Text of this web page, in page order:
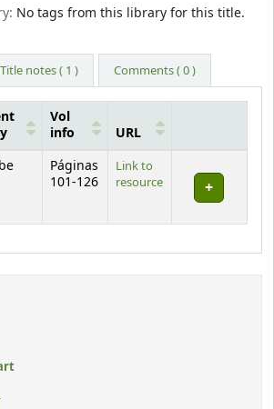
No tags from this library for this title.
Title notes ( 1 ) Comments ( 0 )
Vol
info
URL
Páginas
101-126
Link to
resource